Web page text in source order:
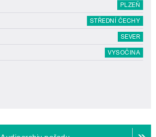
PLZEŇ
STŘEDNÍ ČECHY
SEVER
VYSOČINA